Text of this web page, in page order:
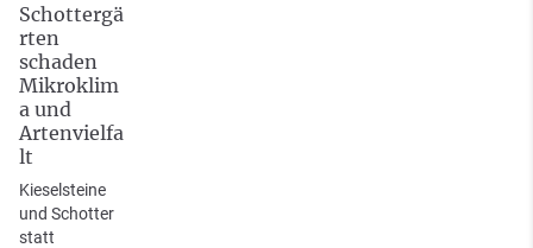
Schottergä
rten
schaden
Mikroklim
a und
Artenvielfa
lt
Kieselsteine
und Schotter
statt